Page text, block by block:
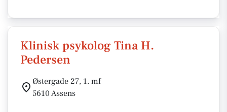
Klinisk psykolog Tina H.
Pedersen
Østergade 27, 1. mf
5610 Assens